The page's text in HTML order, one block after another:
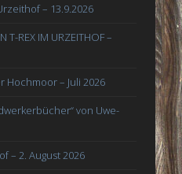
– 13.9.2026
T-REX IM URZEITHOF –
Hochmoor – Juli 2026
von Uwe-
– 2. August 2026